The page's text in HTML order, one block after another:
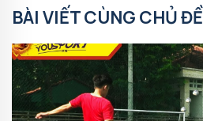
BÀI VIẾT CÙNG CHỦ ĐỀ